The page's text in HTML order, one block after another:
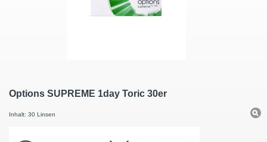
Options SUPREME 1day Toric 30er
Inhalt: 30 Linsen